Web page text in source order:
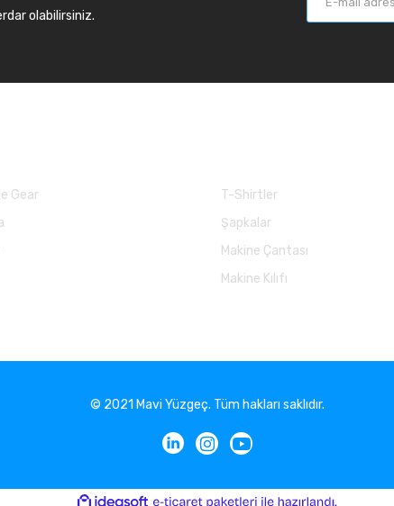
olabilirsiniz.
Gear
T-Shirtler
Şapkalar
Makine Çantası
Makine Kılıfı
© 2021 Mavi Yüzgeç. Tüm hakları saklıdır.
ideasoft e-